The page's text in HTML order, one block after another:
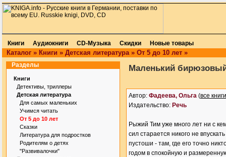
Книги Аудиокниги CD-Музыка Скидки Новые товары
Каталог » Книги » Детская литература» От 5 до 10 лет »
Разделы
Книги
Детективы, триллеры
Детская литература
Для самых маленьких
Учимся читать
От 5 до 10 лет
Сказки
Литература для подростков
Родителям о детях
"Развивалочки"
Маленький
Автор: Фадеева, Ольга (все книги
Издательство: Речь
Рыжий Тим уже много лет ни с
сил старается никого не
пустоши - там, где его точно
годом в спокойную и